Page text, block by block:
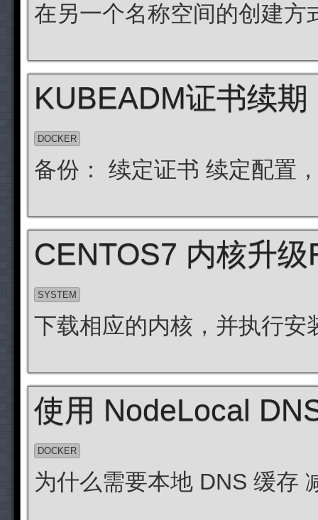
在另一个名称空间的创建方
KUBEADM证书续期
DOCKER
备份： 续定证书 续定配置
CENTOS7 内核升
SYSTEM
下载相应的内核，并执行安
使用 NodeLocal
DOCKER
为什么需要本地 DNS 缓存